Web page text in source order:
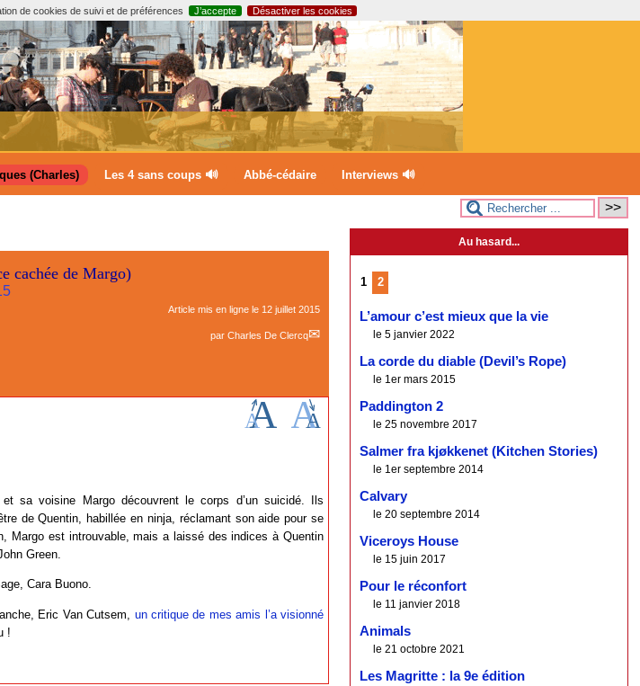
de cookies de suivi et de préférences J’accepte Désactiver les cookies
(Charles) Les 4 sans coups 🔊 Abbé-cédaire Interviews 🔊
cachée de Margo)
Article mis en ligne le 12 juillet 2015
par Charles De Clercq
sa voisine Margo découvrent le corps d’un suicidé. Ils
de Quentin, habillée en ninja, réclamant son aide pour se
Margo est introuvable, mais a laissé des indices à Quentin
Green.
Cara Buono.
Eric Van Cutsem, un critique de mes amis l’a visionné
!
Au hasard...
1 2
L’amour c’est mieux que la vie
le 5 janvier 2022
La corde du diable (Devil’s Rope)
le 1er mars 2015
Paddington 2
le 25 novembre 2017
Salmer fra kjøkkenet (Kitchen Stories)
le 1er septembre 2014
Calvary
le 20 septembre 2014
Viceroys House
le 15 juin 2017
Pour le réconfort
le 11 janvier 2018
Animals
le 21 octobre 2021
Les Magritte : la 9e édition